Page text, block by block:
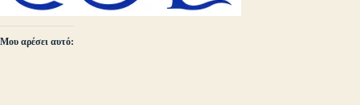
Μου αρέσει αυτό: